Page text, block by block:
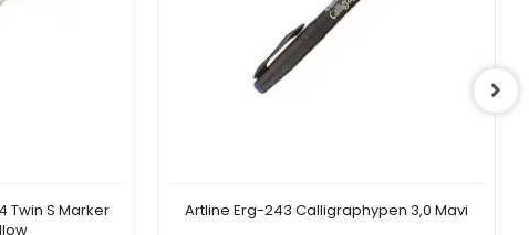
Twin S Marker
Artline Erg-243 Calligraphypen 3,0 Mavi